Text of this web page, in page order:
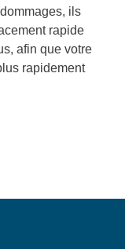
ils
rapide
afin que votre
rapidement